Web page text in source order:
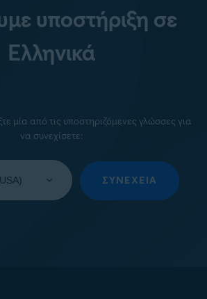
υποστήριξη σε
Ελληνικά
μία από τις υποστηριζόμενες γλώσσες για
να συνεχίσετε:
ΣΥΝΈΧΕΙΑ